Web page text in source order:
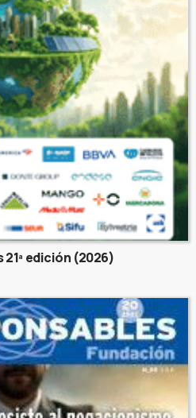
edición (2026)